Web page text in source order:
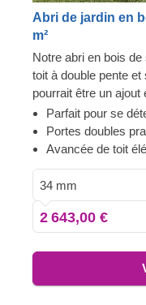
Abri de jardin en
m²
Notre abri en bois
toit à double pente
pourrait être un
espace de jardin !
être aménagée
de stockage, ou une
et offrira
détente ou un
Parfait pour se
Portes doubles
Avancée de toit
34 mm
2 643,00 €